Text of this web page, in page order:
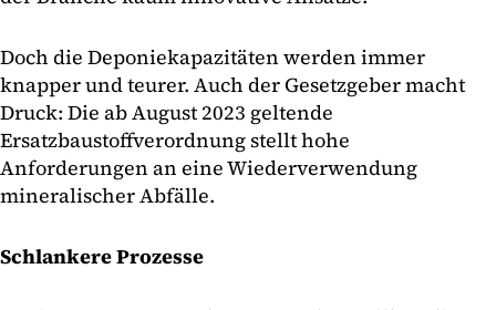
Doch die Deponiekapazitäten werden immer
knapper und teurer. Auch der Gesetzgeber macht
Druck: Die ab August 2023 geltende
Ersatzbaustoffverordnung stellt hohe
Anforderungen an eine Wiederverwendung
mineralischer Abfälle.
Schlankere Prozesse